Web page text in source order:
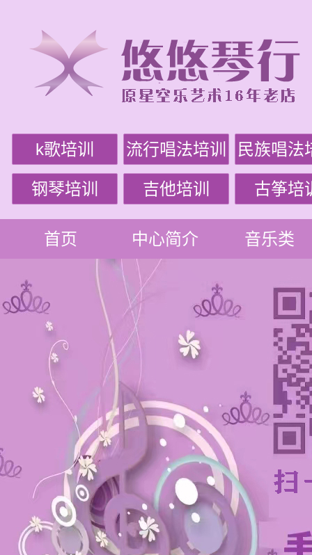
k歌培训 流行唱法培训 民族唱法
钢琴培训 吉他培训 古筝培
首页 中心简介 音乐类